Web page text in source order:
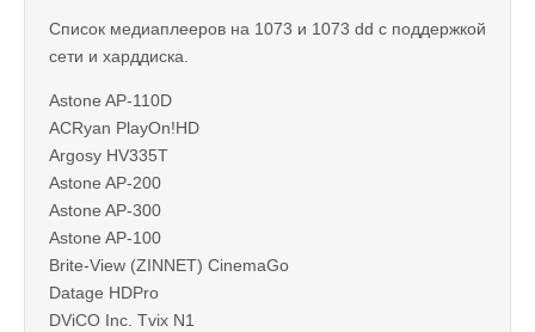
Cписок медиаплееров на 1073 и 1073 dd с поддержкой
сети и харддиска.
Astone AP-110D
ACRyan PlayOn!HD
Argosy HV335T
Astone AP-200
Astone AP-300
Astone AP-100
Brite-View (ZINNET) CinemaGo
Datage HDPro
DViCO Inc. Tvix N1